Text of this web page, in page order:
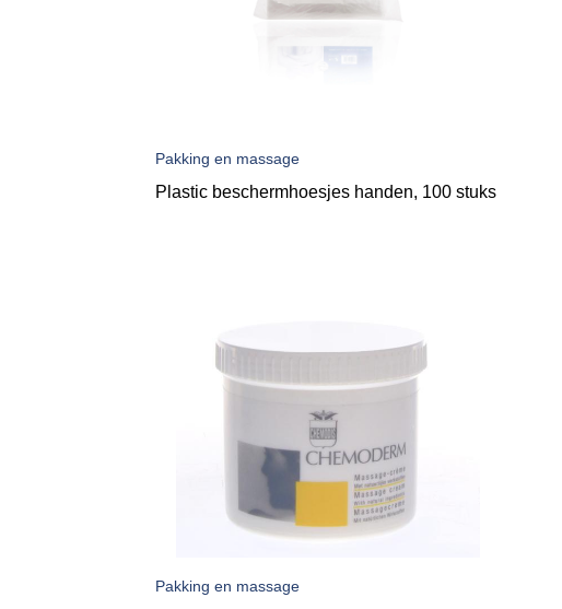
Pakking en massage
Plastic beschermhoesjes handen, 100 stuks
Pakking en massage